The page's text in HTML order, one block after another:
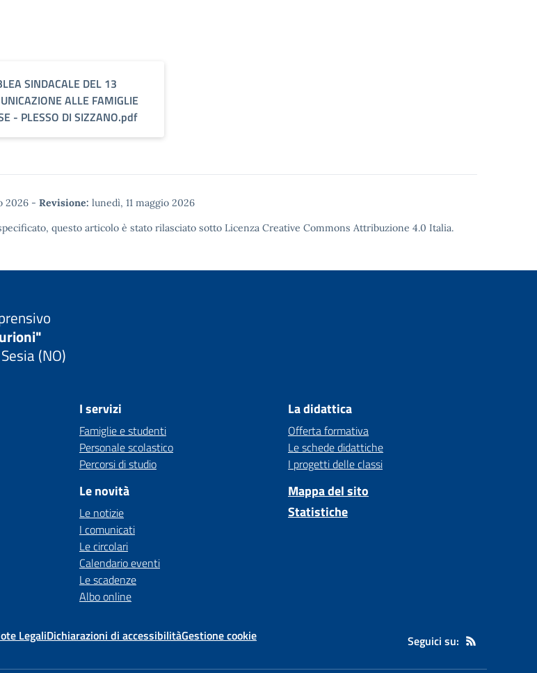
SINDACALE DEL 13
ALLE FAMIGLIE
- PLESSO DI SIZZANO.pdf
2026 - Revisione: lunedì, 11 maggio 2026
questo articolo è stato rilasciato sotto Licenza Creative Commons Attribuzione 4.0 Italia.
(NO)
I servizi
Famiglie e studenti
Personale scolastico
Percorsi di studio
Le novità
Le notizie
I comunicati
Le circolari
Calendario eventi
Le scadenze
Albo online
La didattica
Offerta formativa
Le schede didattiche
I progetti delle classi
Mappa del sito
Statistiche
LegaliDichiarazioni di accessibilitàGestione cookie Seguici su: